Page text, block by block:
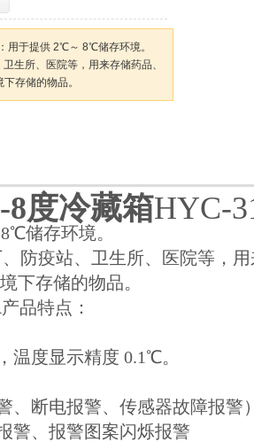
用于提供 2℃～ 8℃储存环境。
生所、医院等，用来存储药品、
存储的物品。
8度冷藏箱HYC-
储存环境。
防疫站、卫生所、医院等，
下存储的物品。
品特点：
温度显示精度 0.1℃。
、断电报警、传感器故障报警）
警、报警图案闪烁报警